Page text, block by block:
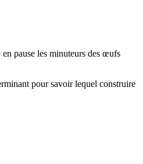
pause les minuteurs des œufs
pour savoir lequel construire